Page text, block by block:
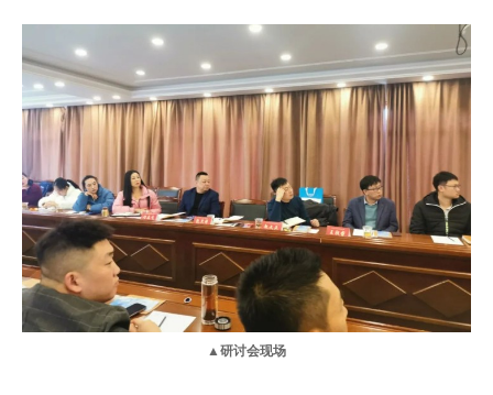
▲研讨会现场